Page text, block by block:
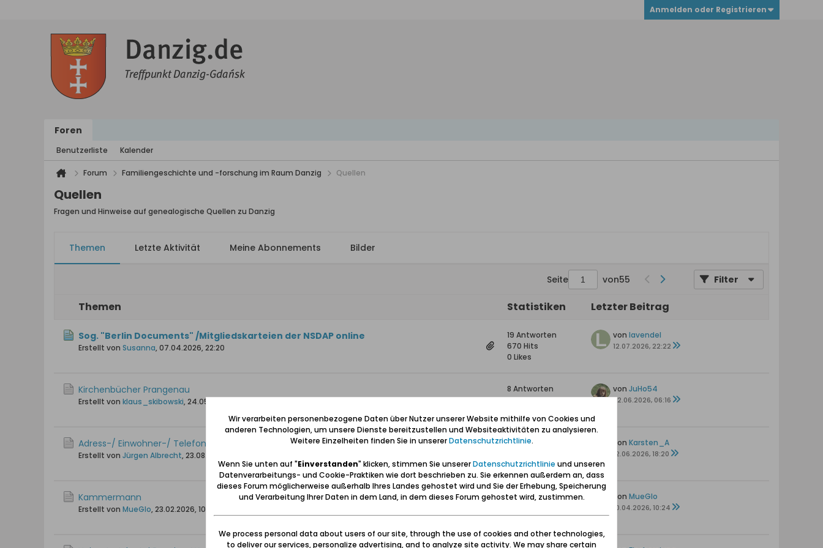
Anmelden oder Registrieren
Foren
Benutzerliste Kalender
Forum Familiengeschichte und -forschung im Raum Danzig Quellen
Quellen
Fragen und Hinweise auf genealogische Quellen zu Danzig
Themen Letzte Aktivität Meine Abonnements Bilder
Seite von55 Filter
Themen Statistiken Letzter Beitrag
Sog. "Berlin Documents" /Mitgliedskarteien der NSDAP online
Erstellt von Susanna, 07.04.2026, 22:20
19 Antworten
670 Hits
0 Likes
von lavendel
12.07.2026, 22:22
Kirchenbücher Prangenau
Erstellt von klaus_skibowski, 24.05.2026, 20:11
8 Antworten
215 Hits
von JuHo54
22.06.2026, 06:16
Adress-/ Einwohner-/ Telefonbücher 1807-1942
Erstellt von Jürgen Albrecht, 23.08.2010, 16:44
166 Antworten
0 Likes
von Karsten_A
12.06.2026, 18:20
Kammermann
Erstellt von MueGlo, 23.02.2026, 10:10
17 Antworten
0 Likes
von MueGlo
10.04.2026, 10:24
Wir verarbeiten personenbezogene Daten über Nutzer unserer Website mithilfe von Cookies und
anderen Technologien, um unsere Dienste bereitzustellen und Websiteaktivitäten zu analysieren.
Weitere Einzelheiten finden Sie in unsererDatenschutzrichtlinie.
Wenn Sie unten auf "Einverstanden" klicken, stimmen Sie unsererDatenschutzrichtlinie und unseren
Datenverarbeitungs- und Cookie-Praktiken wie dort beschrieben zu. Sie erkennen außerdem an, dass
dieses Forum möglicherweise außerhalb Ihres Landes gehostet wird und Sie der Erhebung, Speicherung
und Verarbeitung Ihrer Daten in dem Land, in dem dieses Forum gehostet wird, zustimmen.
We process personal data about users of our site, through the use of cookies and other technologies,
to deliver our services, personalize advertising, and to analyze site activity. We may share certain